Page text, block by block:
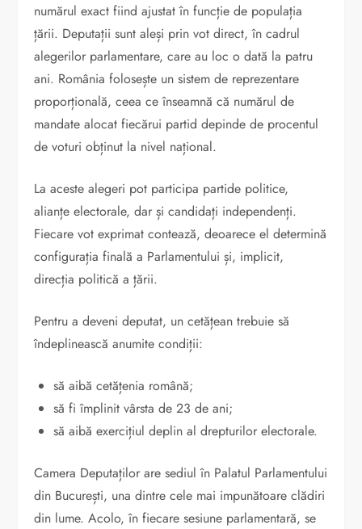
numărul exact fiind ajustat în funcție de populația
țării. Deputații sunt aleși prin vot direct, în cadrul
alegerilor parlamentare, care au loc o dată la patru
ani. România folosește un sistem de reprezentare
proporțională, ceea ce înseamnă că numărul de
mandate alocat fiecărui partid depinde de procentul
de voturi obținut la nivel național.
La aceste alegeri pot participa partide politice,
alianțe electorale, dar și candidați independenți.
Fiecare vot exprimat contează, deoarece el determină
configurația finală a Parlamentului și, implicit,
direcția politică a țării.
Pentru a deveni deputat, un cetățean trebuie să
îndeplinească anumite condiții:
să aibă cetățenia română;
să fi împlinit vârsta de 23 de ani;
să aibă exercițiul deplin al drepturilor electorale.
Camera Deputaților are sediul în Palatul Parlamentului
din București, una dintre cele mai impunătoare clădiri
din lume. Acolo, în fiecare sesiune parlamentară, se